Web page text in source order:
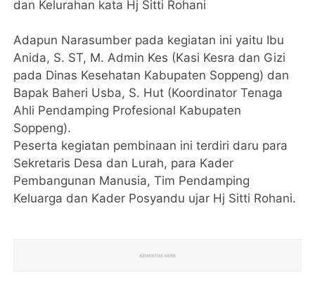
dan Kelurahan kata Hj Sitti Rohani
Adapun Narasumber pada kegiatan ini yaitu Ibu
Anida, S. ST, M. Admin Kes (Kasi Kesra dan Gizi
pada Dinas Kesehatan Kabupaten Soppeng) dan
Bapak Baheri Usba, S. Hut (Koordinator Tenaga
Ahli Pendamping Profesional Kabupaten
Soppeng).
Peserta kegiatan pembinaan ini terdiri daru para
Sekretaris Desa dan Lurah, para Kader
Pembangunan Manusia, Tim Pendamping
Keluarga dan Kader Posyandu ujar Hj Sitti Rohani.